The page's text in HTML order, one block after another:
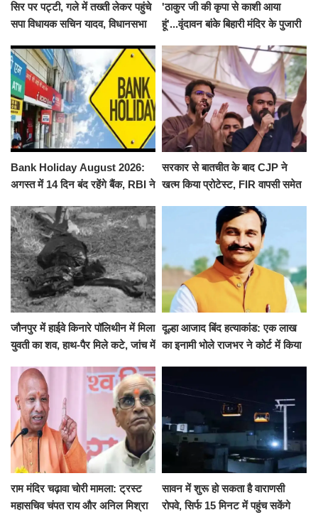
सिर पर पट्टी, गले में तख्ती लेकर पहुंचे
सपा विधायक सचिन यादव, विधानसभा
निलंबित
'ठाकुर जी की कृपा से काशी आया
हूं'...वृंदावन बांके बिहारी मंदिर के पुजारी
जलाभिषेक
Bank Holiday August 2026:
अगस्त में 14 दिन बंद रहेंगे बैंक, RBI ने
सरकार से बातचीत के बाद CJP ने
खत्म किया प्रोटेस्ट, FIR वापसी समेत
जौनपुर में हाईवे किनारे पॉलिथीन में मिला
युवती का शव, हाथ-पैर मिले कटे, जांच में
दूल्हा आजाद बिंद हत्याकांड: एक लाख
का इनामी भोले राजभर ने कोर्ट में किया
राम मंदिर चढ़ावा चोरी मामला: ट्रस्ट
महासचिव चंपत राय और अनिल मिश्रा
सावन में शुरू हो सकता है वाराणसी
रोपवे, सिर्फ 15 मिनट में पहुंच सकेंगे